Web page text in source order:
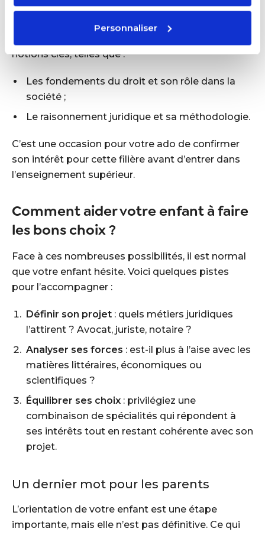
Personnaliser
Proposée en Terminale, cette option est un
complément parfait pour les élèves qui
notions clés, telles que :
Les fondements du droit et son rôle dans la
société ;
Le raisonnement juridique et sa méthodologie.
C’est une occasion pour votre ado de confirmer
son intérêt pour cette filière avant d’entrer dans
l’enseignement supérieur.
Comment aider votre enfant à faire
les bons choix ?
Face à ces nombreuses possibilités, il est normal
que votre enfant hésite. Voici quelques pistes
pour l’accompagner :
Définir son projet : quels métiers juridiques
l’attirent ? Avocat, juriste, notaire ?
Analyser ses forces : est-il plus à l’aise avec les
matières littéraires, économiques ou
scientifiques ?
Équilibrer ses choix : privilégiez une
combinaison de spécialités qui répondent à
ses intérêts tout en restant cohérente avec son
projet.
Un dernier mot pour les parents
L’orientation de votre enfant est une étape
importante, mais elle n’est pas définitive. Ce qui